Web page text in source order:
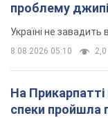
проблему
Україні не завадить
8.08.2026 05:10 2,0
На Прикарпатті
спеки пройшла